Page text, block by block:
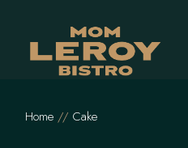
content
Home Cake